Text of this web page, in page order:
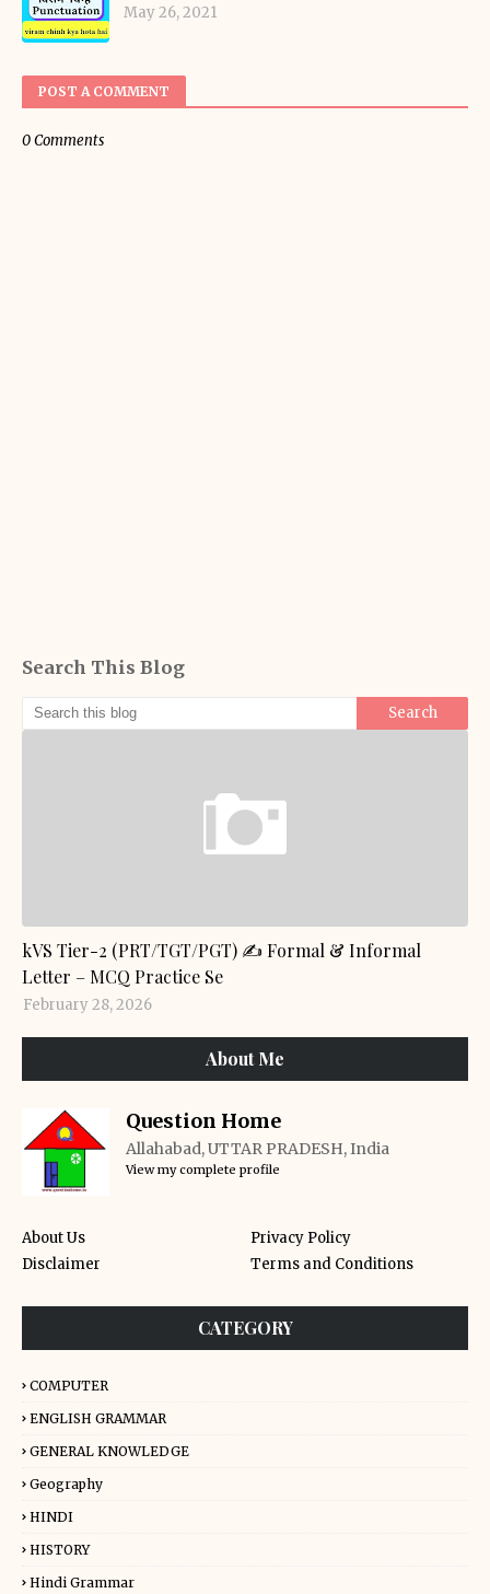
May 26, 2021
POST A COMMENT
0 Comments
Search This Blog
kVS Tier-2 (PRT/TGT/PGT) ✍️ Formal & Informal
Letter – MCQ Practice Se
February 28, 2026
About Me
Question Home
Allahabad, UTTAR PRADESH, India
View my complete profile
About Us
Privacy Policy
Disclaimer
Terms and Conditions
CATEGORY
COMPUTER
ENGLISH GRAMMAR
GENERAL KNOWLEDGE
Geography
HINDI
HISTORY
Hindi Grammar